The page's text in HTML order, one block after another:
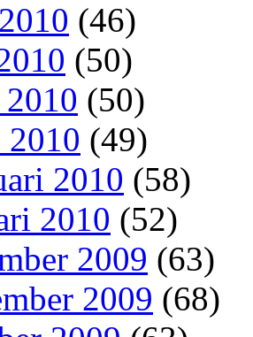
(46)
(50)
(50)
2010 (49)
2010 (58)
2010 (52)
2009 (63)
2009 (68)